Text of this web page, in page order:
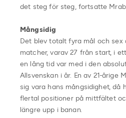
det steg för steg, fortsatte
Mångsidig
Det blev totalt fyra mål och sex
matcher, varav 27 från start, i
en lång tid var med i den
Allsvenskan i år. En av 21-årige
sig vara hans mångsidighet, då
flertal positioner på mittfältet
längre upp i banan.